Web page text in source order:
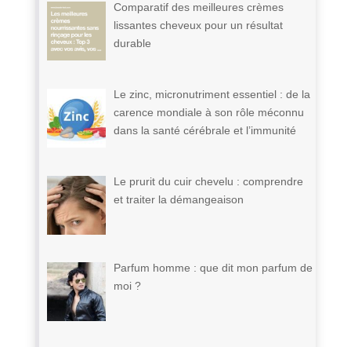
Comparatif des meilleures crèmes
lissantes cheveux pour un résultat
durable
Le zinc, micronutriment essentiel : de la
carence mondiale à son rôle méconnu
dans la santé cérébrale et l’immunité
Le prurit du cuir chevelu : comprendre
et traiter la démangeaison
Parfum homme : que dit mon parfum de
moi ?